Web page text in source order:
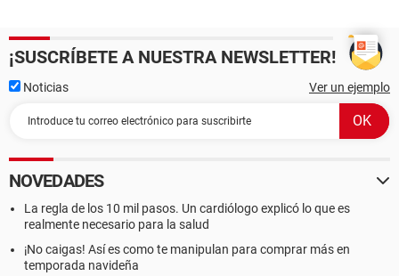
¡SUSCRÍBETE A NUESTRA NEWSLETTER!
Noticias Ver un ejemplo
NOVEDADES
La regla de los 10 mil pasos. Un cardiólogo explicó lo que es
realmente necesario para la salud
¡No caigas! Así es como te manipulan para comprar más en
temporada navideña